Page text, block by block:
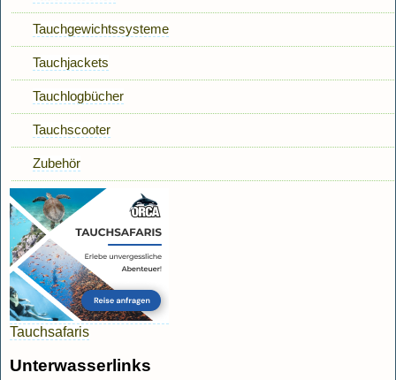
Tauchgewichtssysteme
Tauchjackets
Tauchlogbücher
Tauchscooter
Zubehör
Tauchsafaris
Unterwasserlinks